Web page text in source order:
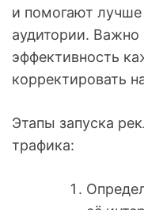
и помогают лучше
аудитории. Важно
эффективность
корректировать
Этапы запуска
трафика: